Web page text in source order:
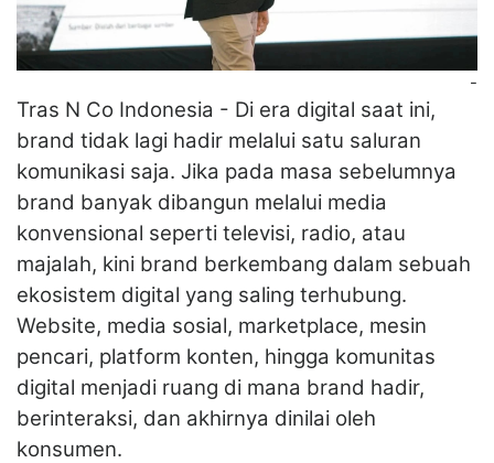
-
Tras N Co Indonesia - Di era digital saat ini,
brand tidak lagi hadir melalui satu saluran
komunikasi saja. Jika pada masa sebelumnya
brand banyak dibangun melalui media
konvensional seperti televisi, radio, atau
majalah, kini brand berkembang dalam sebuah
ekosistem digital yang saling terhubung.
Website, media sosial, marketplace, mesin
pencari, platform konten, hingga komunitas
digital menjadi ruang di mana brand hadir,
berinteraksi, dan akhirnya dinilai oleh
konsumen.